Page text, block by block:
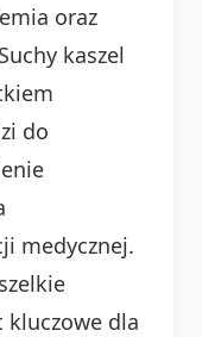
oraz
kaszel
do
medycznej.
kluczowe dla